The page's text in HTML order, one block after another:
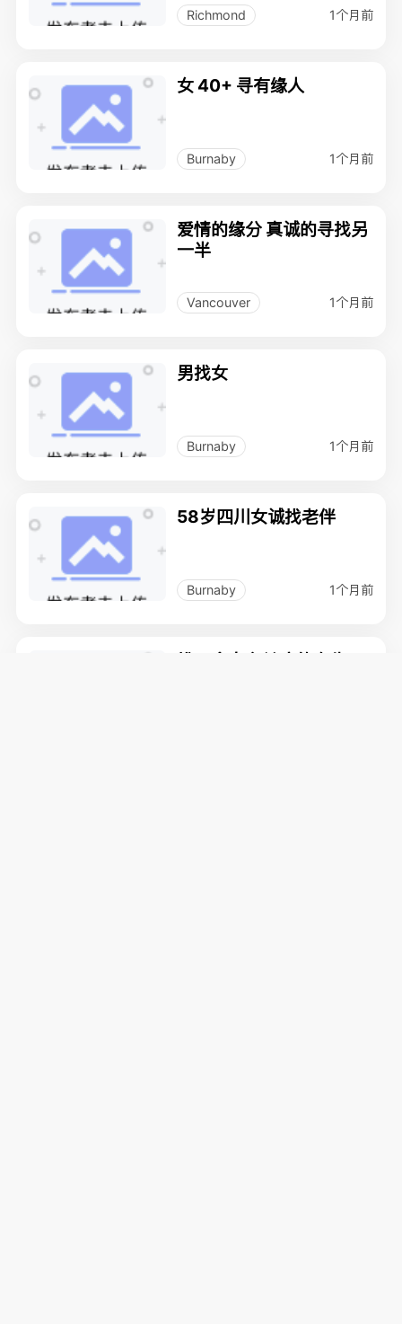
Richmond 1个月前
女 40+ 寻有缘人
Burnaby 1个月前
爱情的缘分 真诚的寻找另
一半
Vancouver 1个月前
男找女
Burnaby 1个月前
58岁四川女诚找老伴
Burnaby 1个月前
找一个身心健康的女生一